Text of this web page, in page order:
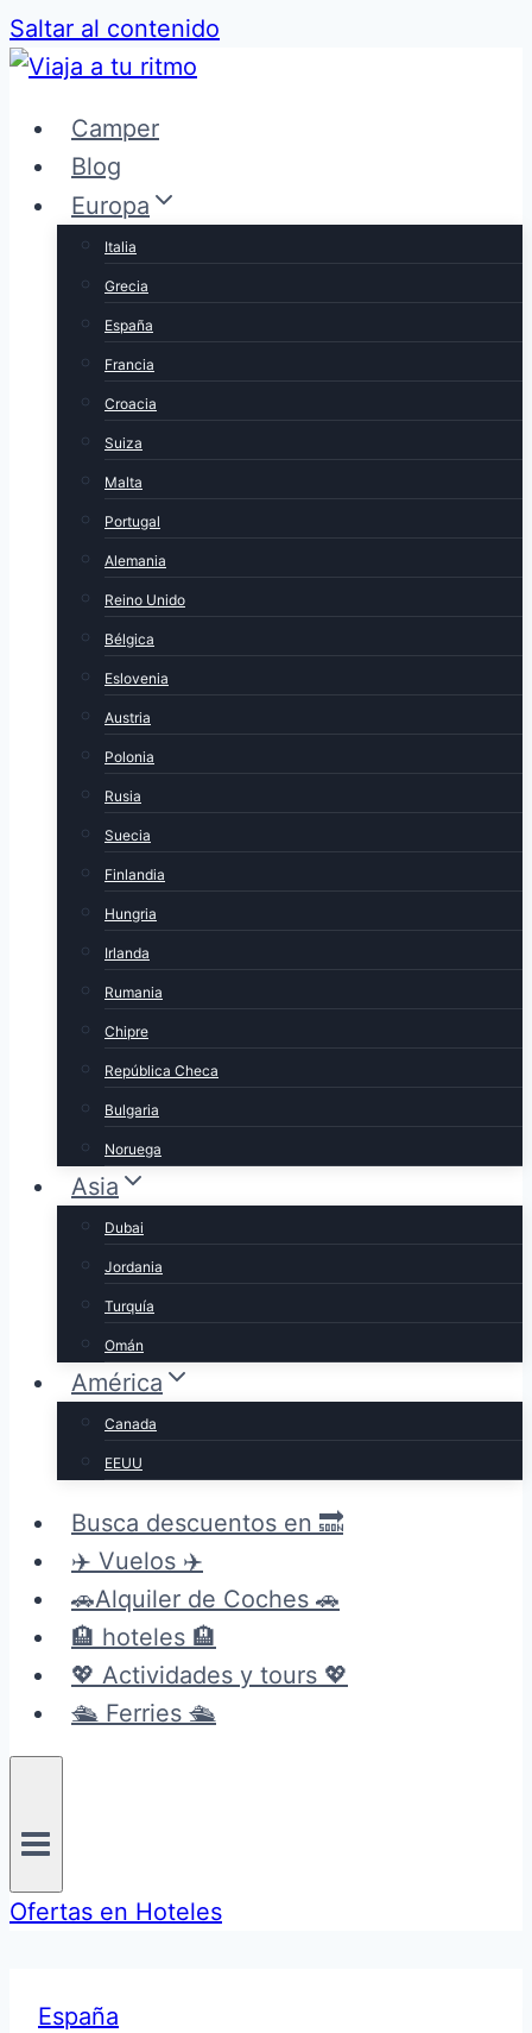
Saltar al contenido
Camper
Blog
Europa
Italia
Grecia
España
Francia
Croacia
Suiza
Malta
Portugal
Alemania
Reino Unido
Bélgica
Eslovenia
Austria
Polonia
Rusia
Suecia
Finlandia
Hungria
Irlanda
Rumania
Chipre
República Checa
Bulgaria
Noruega
Asia
Dubai
Jordania
Turquía
Omán
América
Canada
EEUU
Busca descuentos en 🔜
✈️ Vuelos ✈️
🚗Alquiler de Coches 🚗
🏨 hoteles 🏨
💖 Actividades y tours 💖
🛳️ Ferries 🛳️
Ofertas en Hoteles
España